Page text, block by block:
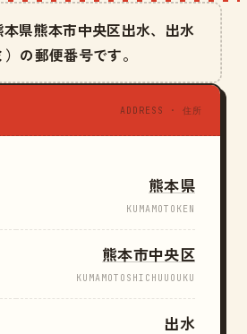
県熊本市中央区出水、出水
）の郵便番号です。
ADDRESS · 住所
熊本県
KUMAMOTOKEN
熊本市中央区
KUMAMOTOSHICHUUOUKU
出水